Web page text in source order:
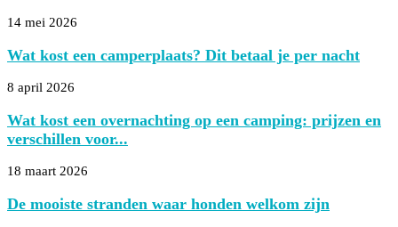
14 mei 2026
Wat kost een camperplaats? Dit betaal je per nacht
8 april 2026
Wat kost een overnachting op een camping: prijzen en
verschillen voor...
18 maart 2026
De mooiste stranden waar honden welkom zijn